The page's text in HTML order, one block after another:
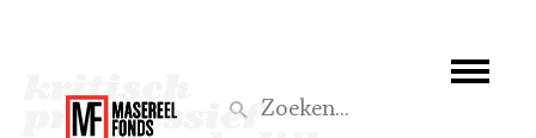
Wat we doen